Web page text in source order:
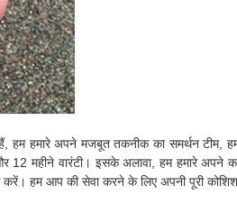
हमारे अपने मजबूत तकनीक का समर्थन टीम,
12 महीने वारंटी। इसके अलावा, हम हमारे अपने
हम आप की सेवा करने के लिए अपनी पूरी